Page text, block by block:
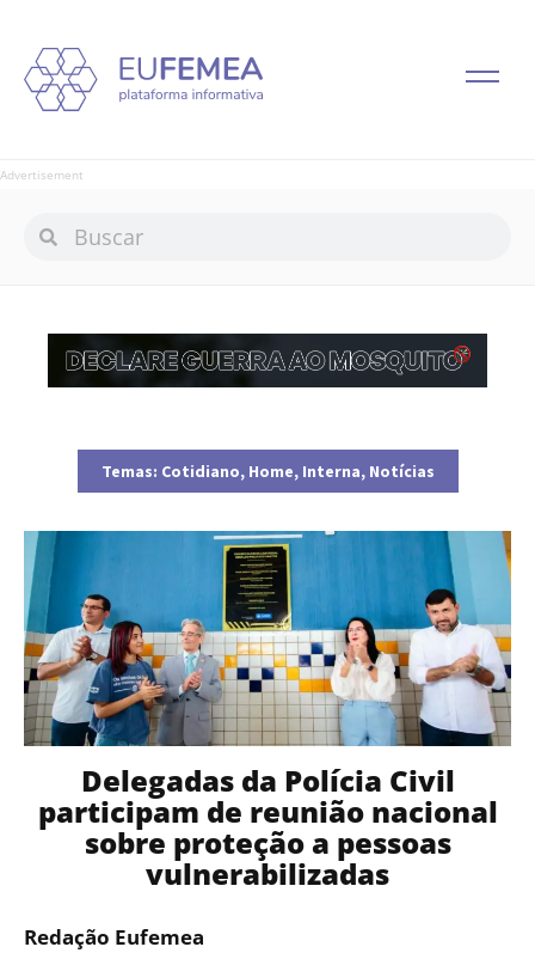
Advertisement
Temas: Cotidiano, Home, Interna, Notícias
Delegadas da Polícia Civil
participam de reunião nacional
sobre proteção a pessoas
vulnerabilizadas
Redação Eufemea